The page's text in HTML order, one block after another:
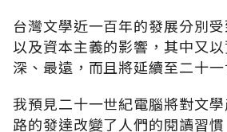
台灣文學近一百年的發展分別
以及資本主義的影響，其中又
深、最遠，而且將延續至二十一
我預見二十一世紀電腦將對文
路的發達改變了人們的閱讀習